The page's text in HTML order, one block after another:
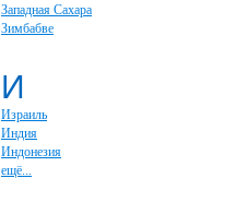
Западная Сахара
Зимбабве
И
Израиль
Индия
Индонезия
ещё...